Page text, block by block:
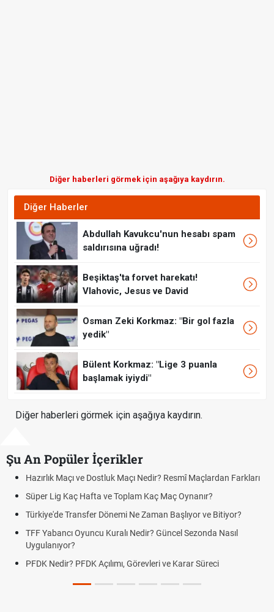
Diğer haberleri görmek için aşağıya kaydırın.
Diğer Haberler
Abdullah Kavukcu'nun hesabı spam
saldırısına uğradı!
Beşiktaş'ta forvet harekatı!
Vlahovic, Jesus ve David
Osman Zeki Korkmaz: "Bir gol fazla
yedik"
Bülent Korkmaz: "Lige 3 puanla
başlamak iyiydi"
Diğer haberleri görmek için aşağıya kaydırın.
Şu An Popüler İçerikler
Puan Durumunda AG, OM ve Diğer Kısaltmalar Ne Anlama
Skor Ne Demek? Sporda Skor ve Sonuç Kavramları
Futbol Nasıl Oynanır? Temel Futbol Kuralları
Deplasman Golü Kuralı Nedir? Hangi Organizasyonlarda
Uygulanıyor?
DGS Sonuçları Ne Zaman Açıklanacak 2026? ÖSYM Sonuç